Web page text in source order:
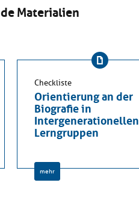
Materialien
Checkliste
Orientierung an der
Biografie in
Intergenerationellen
Lerngruppen
mehr